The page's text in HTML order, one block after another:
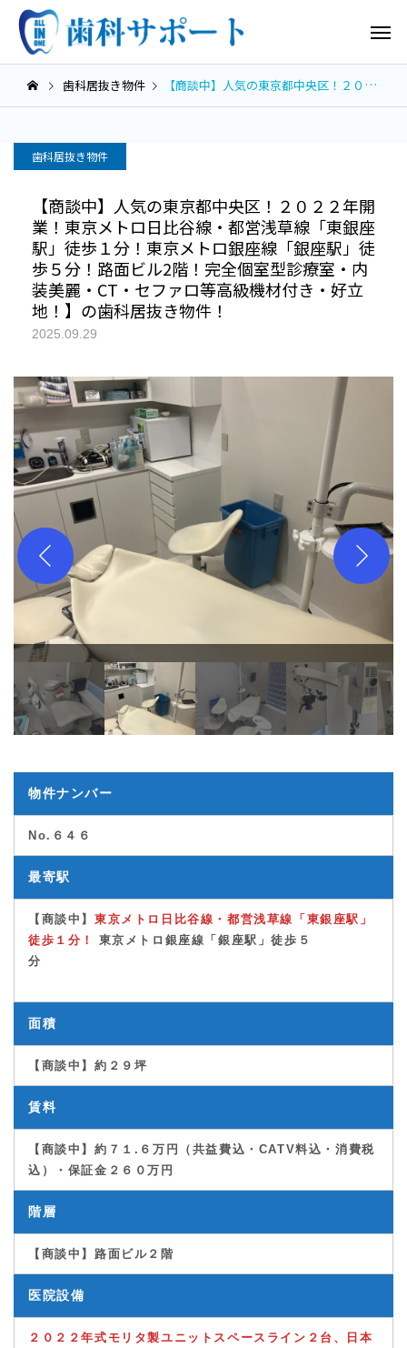
歯科居抜き物件 【商談中】人気の東京都中央区！２０２２年開業！東京メトロ日比谷線・都営浅草線「東銀座駅」徒歩１分！東京メトロ銀座線「銀座駅」徒歩５分！路面ビル2階！完全個室型診療室・内装美麗・CT・セファロ等高級機材付き・好立地！】の歯科居抜き物件！
歯科居抜き物件
【商談中】人気の東京都中央区！２０２２年開
業！東京メトロ日比谷線・都営浅草線「東銀座
駅」徒歩１分！東京メトロ銀座線「銀座駅」徒
歩５分！路面ビル2階！完全個室型診療室・内
装美麗・CT・セファロ等高級機材付き・好立
地！】の歯科居抜き物件！
2025.09.29
物件ナンバー
No.６４６
最寄駅
【商談中】 東京メトロ日比谷線・都営浅草線「東銀座駅」
徒歩１分！
東京メトロ銀座線「銀座駅」徒歩５分
面積
【商談中】約２９坪
賃料
【商談中】約７１.６万円（共益費込・CATV料込・消費税
込）・保証金２６０万円
階層
【商談中】路面ビル２階
医院設備
２０２２年式モリタ製ユニットスペースライン２台、日本
ISK製ユニット１台、２０２２年式シロナ製CT・セファロ